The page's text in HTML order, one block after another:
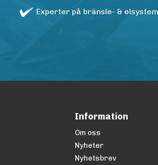
Experter på bränsle- & elsystem
Information
Om oss
Nyheter
Nyhetsbrev